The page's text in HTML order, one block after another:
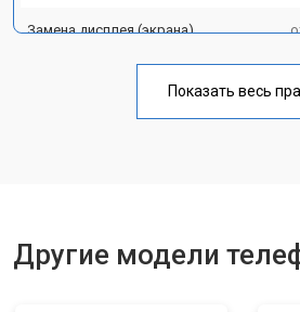
Замена дисплея (экрана)
Замена кнопки включения
Показать весь
Другие модели